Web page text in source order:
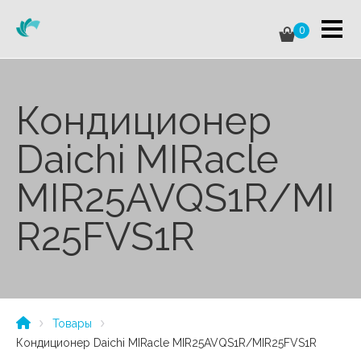
0
Кондиционер
Daichi MIRacle
MIR25AVQS1R/MI
R25FVS1R
Товары
Кондиционер Daichi MIRacle MIR25AVQS1R/MIR25FVS1R